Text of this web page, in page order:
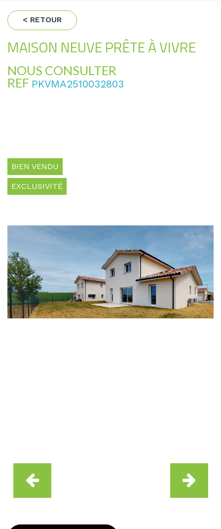
< RETOUR
MAISON NEUVE PRÊTE À VIVRE
NOUS CONSULTER
REF PKVMA2510032803
BIEN VENDU
EXCLUSIVITÉ